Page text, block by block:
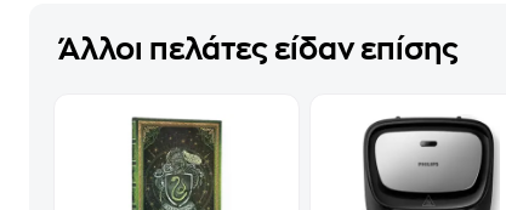
Άλλοι πελάτες είδαν επίσης